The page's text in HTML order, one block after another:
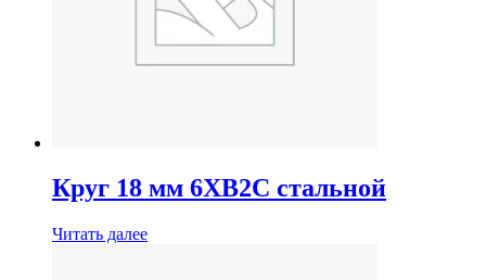
Круг 18 мм 6ХВ2С стальной
Читать далее